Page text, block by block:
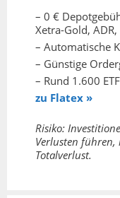
– 0 €
Xetra-Gold, ADR,
– Automatische
– Günstige
– Rund 1.600
zu Flatex »
Risiko:
Verlusten
Totalverlust.